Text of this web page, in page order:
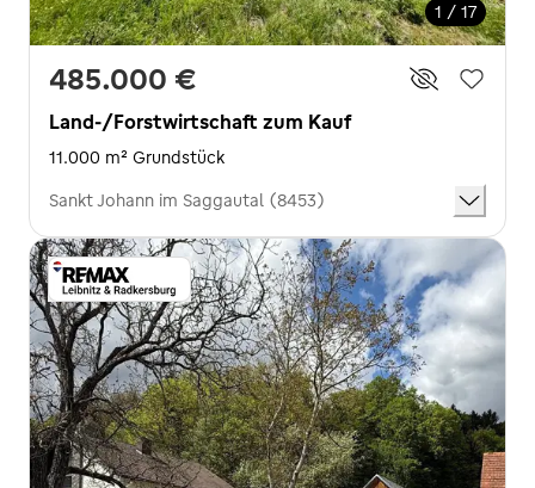
1 / 17
485.000 €
Land-/Forstwirtschaft zum Kauf
11.000 m² Grundstück
Sankt Johann im Saggautal (8453)